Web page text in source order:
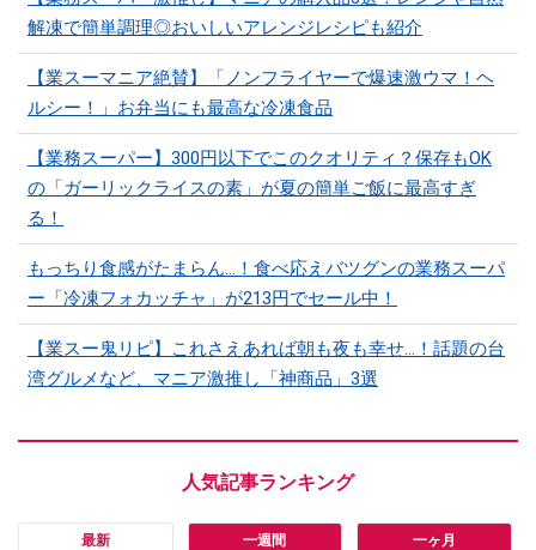
解凍で簡単調理◎おいしいアレンジレシピも紹介
【業スーマニア絶賛】「ノンフライヤーで爆速激ウマ！ヘ
ルシー！」お弁当にも最高な冷凍食品
【業務スーパー】300円以下でこのクオリティ？保存もOK
の「ガーリックライスの素」が夏の簡単ご飯に最高すぎ
る！
もっちり食感がたまらん…！食べ応えバツグンの業務スーパ
ー「冷凍フォカッチャ」が213円でセール中！
【業スー鬼リピ】これさえあれば朝も夜も幸せ…！話題の台
湾グルメなど、マニア激推し「神商品」3選
最新 一週間 一ヶ月